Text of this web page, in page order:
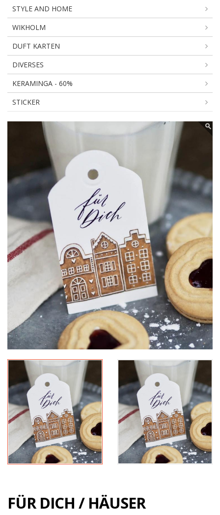
STYLE AND HOME
WIKHOLM
DUFT KARTEN
DIVERSES
KERAMINGA - 60%
STICKER
FÜR DICH / HÄUSER